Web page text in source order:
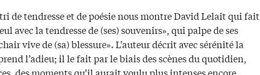
de tendresse et de poésie nous montre David Lelait qui fait
avec la tendresse de (ses) souvenirs», qui palpe de ses
vive de (sa) blessure». L’auteur décrit avec sérénité la
l’adieu; il le fait par le biais des scènes du quotidien,